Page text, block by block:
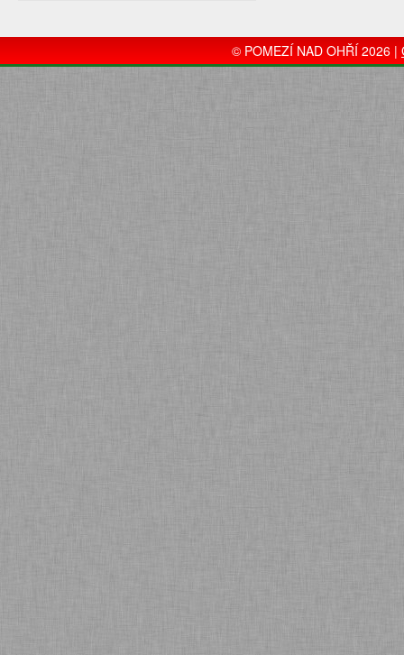
© POMEZÍ NAD OHŘÍ 2026 |